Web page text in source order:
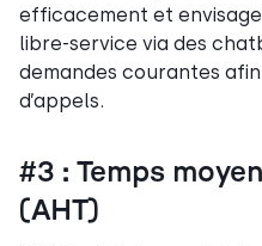
efficacement et
libre-service via des
demandes courantes
d’appels.
#3 : Temps
(AHT)